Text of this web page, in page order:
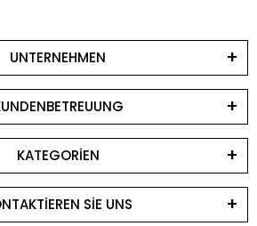
UNTERNEHMEN
KATEGORİEN
SİE UNS